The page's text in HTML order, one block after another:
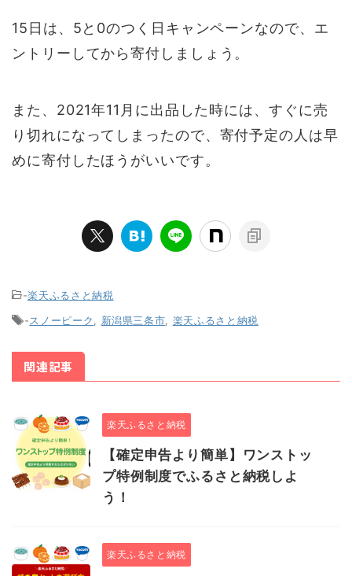
15日は、5と0のつく日キャンペーンなので、エ
ントリーしてから寄付しましょう。
また、2021年11月に出品した時には、すぐに売
り切れになってしまったので、寄付予定の人は早
めに寄付したほうがいいです。
-楽天ふるさと納税
-スノーピーク 新潟県三条市 楽天ふるさと納税
関連記事
楽天ふるさと納税
【確定申告より簡単】ワンストッ
プ特例制度でふるさと納税しよ
う！
楽天ふるさと納税